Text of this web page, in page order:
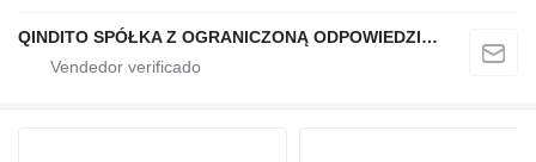
QINDITO SPÓŁKA Z OGRANICZONĄ ODPOWIEDZIALNOŚCIĄ